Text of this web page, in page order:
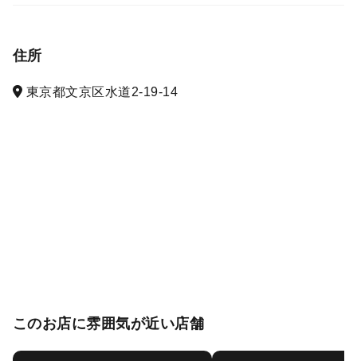
住所
東京都文京区水道2-19-14
このお店に雰囲気が近い店舗